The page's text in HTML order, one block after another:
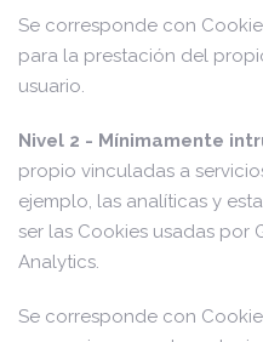
Se corresponde con
para la prestación del
usuario.
Nivel 2 - Mínimamente
propio vinculadas a
ejemplo, las analíticas y
ser las Cookies usadas por
Analytics.
Se corresponde con